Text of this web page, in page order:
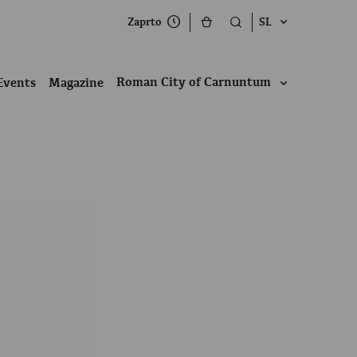
Zaprto SL
Magazine Roman City of Carnuntum